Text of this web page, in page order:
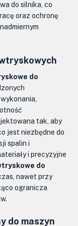
do silnika, co
oraz ochronę
do
tak, aby
jest niezbędne do
spalin i
i precyzyjne
do
nawet przy
ogranicza
do maszyn